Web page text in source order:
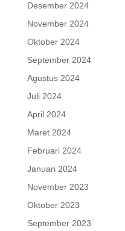
Desember 2024
November 2024
Oktober 2024
September 2024
Agustus 2024
Juli 2024
April 2024
Maret 2024
Februari 2024
Januari 2024
November 2023
Oktober 2023
September 2023